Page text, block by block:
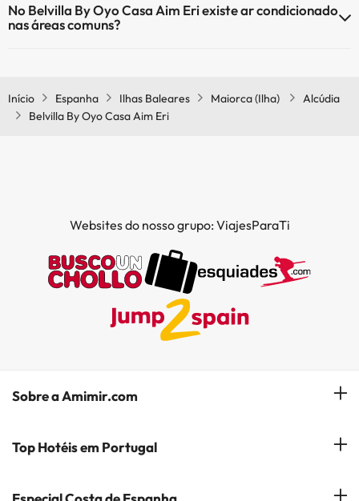
comuns.
No Belvilla By Oyo Casa Aim Eri existe ar condicionado
nas áreas comuns?
Início
Espanha Ilhas Baleares Maiorca (Ilha)
Alcúdia
Belvilla By Oyo Casa Aim Eri
Websites do nosso grupo: ViajesParaTi
Sobre a Amimir.com
Quem somos?
Top Hotéis em Portugal
Hóteis em Lisboa